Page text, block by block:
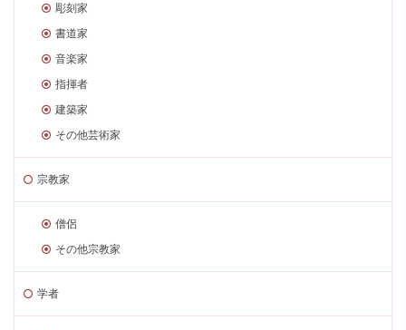
彫刻家
書道家
音楽家
指揮者
建築家
その他芸術家
宗教家
僧侶
その他宗教家
学者